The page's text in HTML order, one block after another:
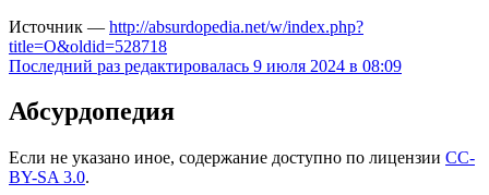
Источник — http://absurdopedia.net/w/index.php?
title=О&oldid=528718
Последний раз редактировалась 9 июля 2024 в 08:09
Абсурдопедия
Если не указано иное, содержание доступно по лицензии CC-
BY-SA 3.0.